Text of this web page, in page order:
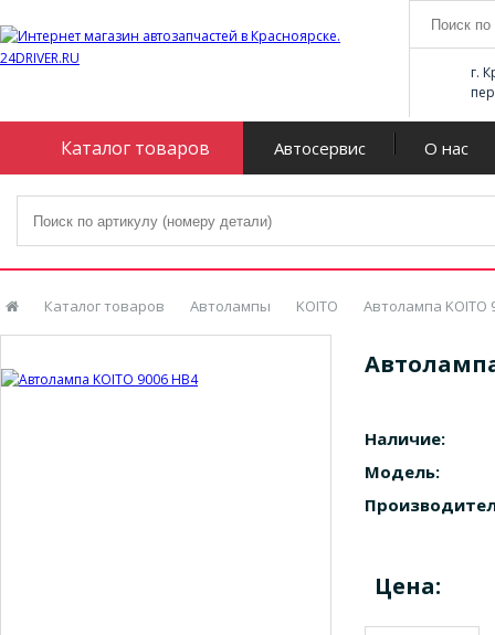
г.
Каталог товаров Автосервис О нас
Каталог товаров Автолампы KOITO Автолампа KOITO
Автолампа
Наличие:
Модель:
Цена: